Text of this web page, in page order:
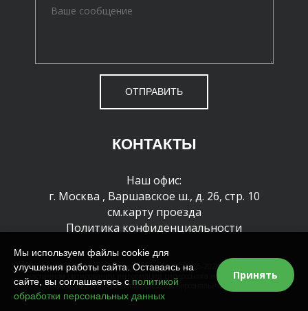
ОТПРАВИТЬ
КОНТАКТЫ
Наш офис:
г. Москва , Варшавское ш., д. 26, стр. 10
см.карту проезда
Политика конфиденциальности
Все права защищены и охраняются законом. © 1995-2026 г. При полном или
частичном цитировании информации гиперссылка на сайт обязательна
Политика в отношении обработки персональных данных
Мы используем файлы cookie для
улучшения работы сайта. Оставаясь на
сайте, вы соглашаетесь с политикой
обработки персональных данных
Принять